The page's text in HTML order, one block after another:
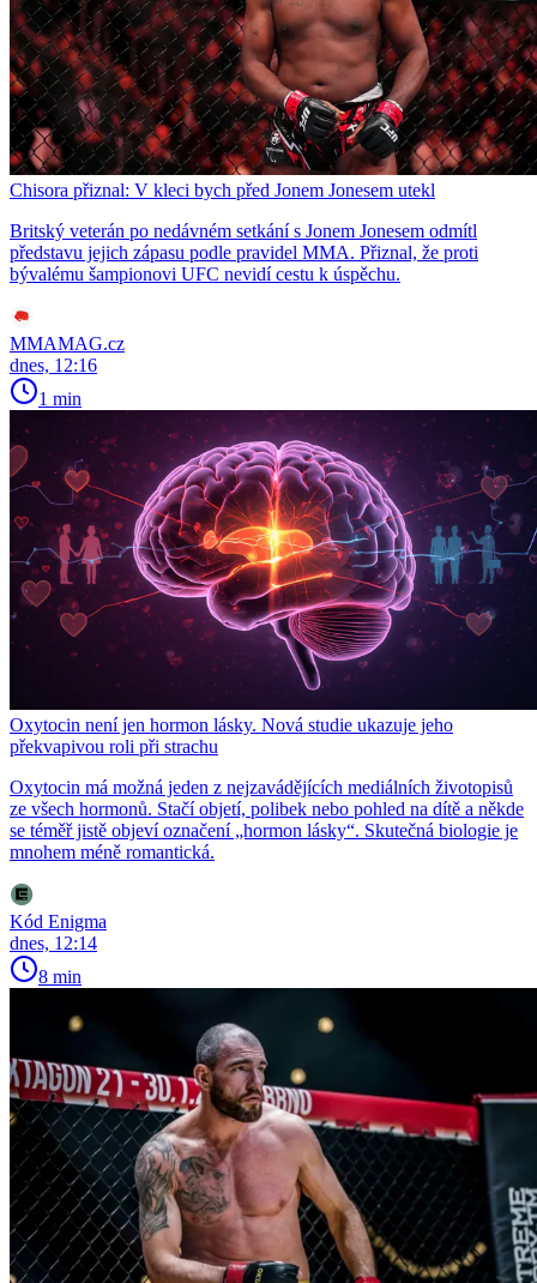
Chisora přiznal: V kleci bych před Jonem Jonesem utekl
Britský veterán po nedávném setkání s Jonem Jonesem odmítl
představu jejich zápasu podle pravidel MMA. Přiznal, že proti
bývalému šampionovi UFC nevidí cestu k úspěchu.
MMAMAG.cz
dnes, 12:16
1 min
Oxytocin není jen hormon lásky. Nová studie ukazuje jeho
překvapivou roli při strachu
Oxytocin má možná jeden z nejzavádějících mediálních životopisů
ze všech hormonů. Stačí objetí, polibek nebo pohled na dítě a někde
se téměř jistě objeví označení „hormon lásky“. Skutečná biologie je
mnohem méně romantická.
Kód Enigma
dnes, 12:14
8 min